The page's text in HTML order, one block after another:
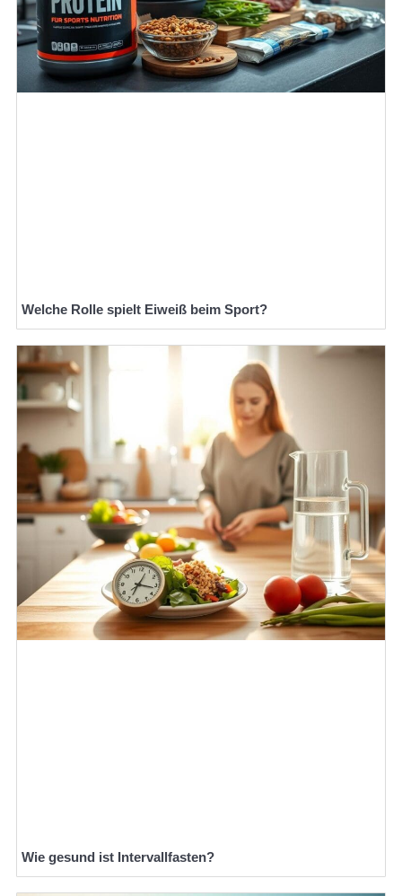
Welche Rolle spielt Eiweiß beim Sport?
Wie gesund ist Intervallfasten?